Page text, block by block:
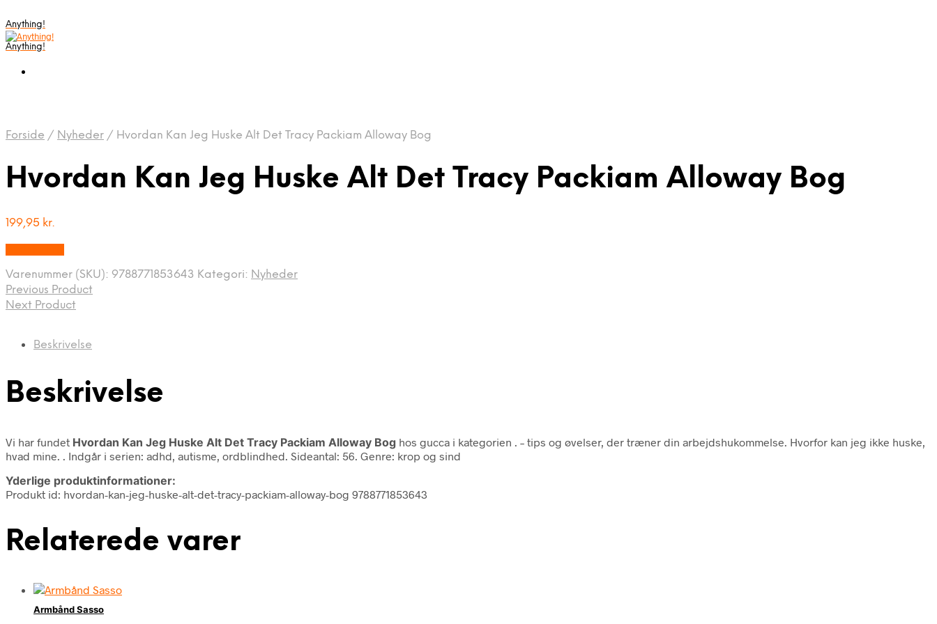
Anything!
Anything!
Forside / Nyheder / Hvordan Kan Jeg Huske Alt Det Tracy Packiam Alloway Bog
Hvordan Kan Jeg Huske Alt Det Tracy Packiam Alloway Bog
199,95 kr.
Varenummer (SKU): 9788771853643 Kategori: Nyheder
Previous Product
Next Product
Beskrivelse
Beskrivelse
Vi har fundet Hvordan Kan Jeg Huske Alt Det Tracy Packiam Alloway Bog hos gucca i kategorien
. – tips og øvelser, der træner din arbejdshukommelse. Hvorfor kan jeg ikke huske,
hvad mine. . Indgår i serien: adhd, autisme, ordblindhed. Sideantal: 56. Genre: krop og sind
Yderlige produktinformationer:
Produkt id: hvordan-kan-jeg-huske-alt-det-tracy-packiam-alloway-bog 9788771853643
Relaterede varer
Armbånd Sasso